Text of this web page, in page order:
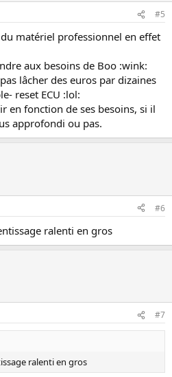
#5
matériel professionnel en effet
aux besoins de Boo :wink:
lâcher des euros par dizaines
reset ECU :lol:
en fonction de ses besoins, si il
approfondi ou pas.
#6
ralenti en gros
#7
ralenti en gros